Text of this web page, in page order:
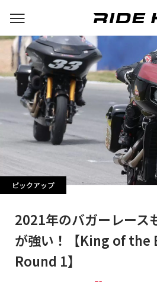
ピックアップ
2021年のバガーレース
が強い！【King of the
Round 1】